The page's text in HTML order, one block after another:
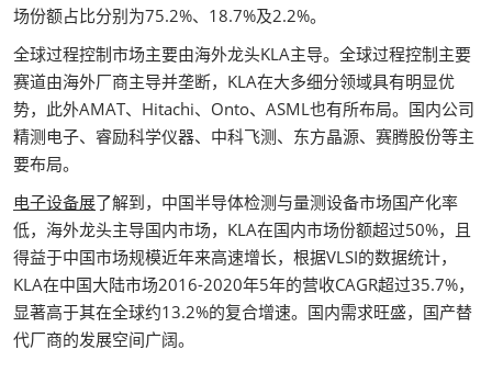
场份额占比分别为75.2%、18.7%及2.2%。
全球过程控制市场主要由海外龙头KLA主导。全球过程控制主要
赛道由海外厂商主导并垄断，KLA在大多细分领域具有明显优
势，此外AMAT、Hitachi、Onto、ASML也有所布局。国内公司
精测电子、睿励科学仪器、中科飞测、东方晶源、赛腾股份等主
要布局。
电子设备展了解到，中国半导体检测与量测设备市场国产化率
低，海外龙头主导国内市场，KLA在国内市场份额超过50%，且
得益于中国市场规模近年来高速增长，根据VLSI的数据统计，
KLA在中国大陆市场2016-2020年5年的营收CAGR超过35.7%，
显著高于其在全球约13.2%的复合增速。国内需求旺盛，国产替
代厂商的发展空间广阔。